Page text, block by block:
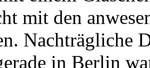
mit den
Nachträgliche
in Berlin